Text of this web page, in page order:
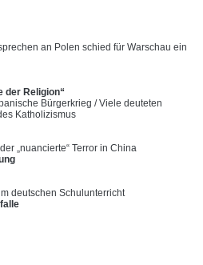
an Polen schied für Warschau ein
der Religion“
Bürgerkrieg / Viele deuteten
Katholizismus
„nuancierte“ Terror in China
deutschen Schulunterricht